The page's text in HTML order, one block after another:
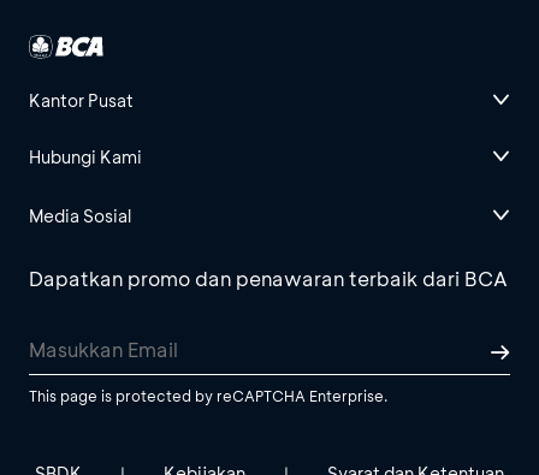
Kantor Pusat
Hubungi Kami
Media Sosial
Dapatkan promo dan penawaran terbaik dari BCA
This page is protected by reCAPTCHA Enterprise.